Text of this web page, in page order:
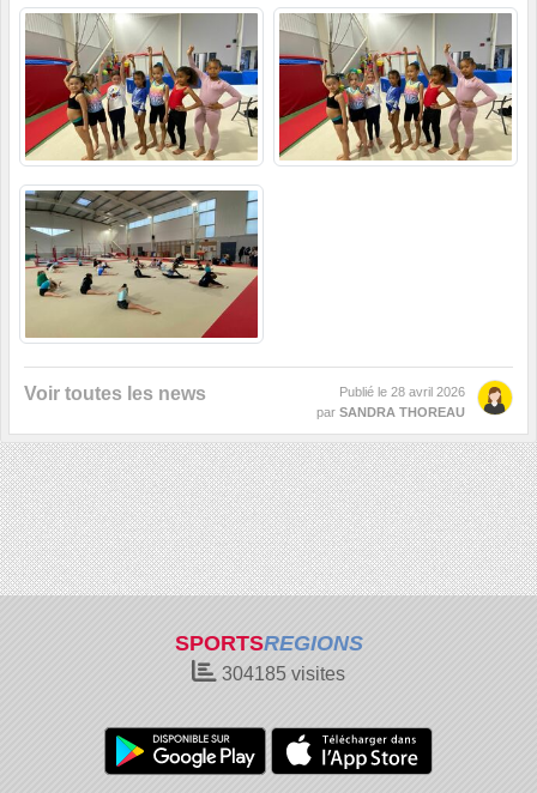
Voir toutes les news Publié le 28 avril 2026
par SANDRA THOREAU
SPORTSREGIONS
304185 visites